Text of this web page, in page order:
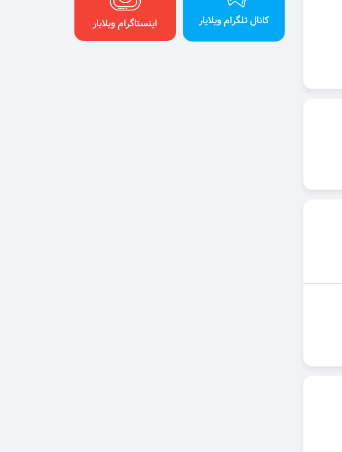
کانال تلگرام ویلایار اینستاگرام ویلایار